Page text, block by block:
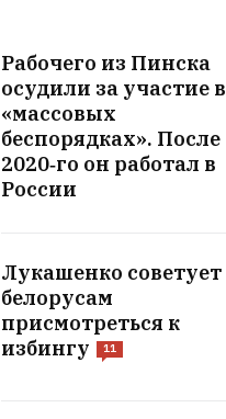
Рабочего из Пинска
осудили за участие в
«массовых
беспорядках». После
2020‑го он работал в
России
Лукашенко советует
белорусам
присмотреться к
избингу
11